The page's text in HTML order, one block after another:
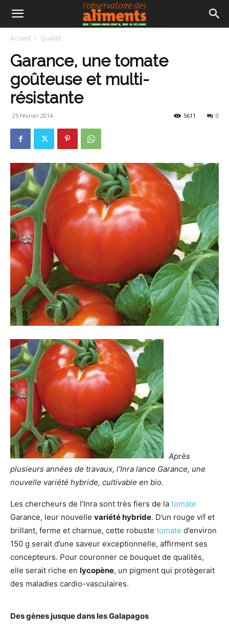
Accueil Qualité
Garance, une tomate
goûteuse et multi-
résistante
25 février 2014 0
5611
Après
plusieurs années de travaux, l’Inra lance Garance, une
nouvelle variété hybride, cultivable en bio.
Les chercheurs de l’Inra sont très fiers de la tomate
Garance, leur nouvelle variété hybride. D’un rouge vif et
brillant, ferme et charnue, cette robuste tomate d’environ
150 g serait d’une saveur exceptionnelle, affirment ses
concepteurs. Pour couronner ce bouquet de qualités,
elle serait riche en lycopène, un pigment qui protègerait
des maladies cardio-vasculaires.
Des gènes jusque dans les Galapagos